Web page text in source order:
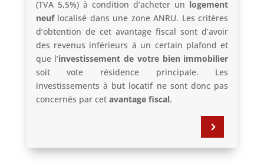
(TVA 5,5%) à condition d’acheter un logement
neuflocalisé dans une zone ANRU. Les critères
d’obtention de cet avantage fiscal sont d’avoir
des revenus inférieurs à un certain plafond et
que l’investissement de votre bien immobilier
soit vote résidence principale. Les
investissements à but locatif ne sont donc pas
concernés par cet avantage fiscal.
5